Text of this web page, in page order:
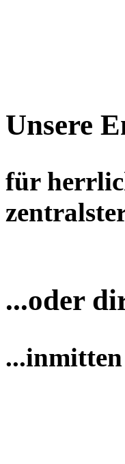
Unsere
für
...oder